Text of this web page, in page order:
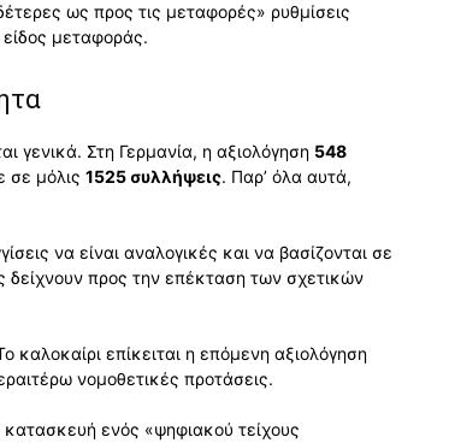
ως προς τις μεταφορές» ρυθμίσεις
μεταφοράς.
γενικά. Στη Γερμανία, η αξιολόγηση 548
σε μόλις 1525 συλλήψεις. Παρ’ όλα αυτά,
να είναι αναλογικές και να βασίζονται σε
δείχνουν προς την επέκταση των σχετικών
καλοκαίρι επίκειται η επόμενη αξιολόγηση
νομοθετικές προτάσεις.
ενός «ψηφιακού τείχους